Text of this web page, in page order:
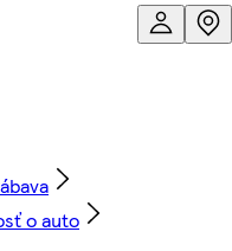
o auto